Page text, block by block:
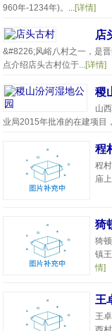
960年-1234年)。...[详情]
店
&#8226;风峪八村之一，是
点介绍店头古村位于...[详情]
稷
山
业局2015年批准的在建项目
程
程
庙
猗
猗
镇
情]
王
王